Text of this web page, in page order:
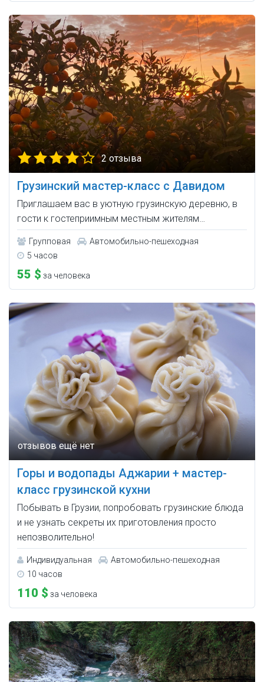
2 отзыва
Грузинский мастер-класс с Давидом
Приглашаем вас в уютную грузинскую деревню, в
гости к гостеприимным местным жителям…
Групповая
Автомобильно-пешеходная
5 часов
55 $ за человека
Горы и водопады Аджарии + мастер-
класс грузинской кухни
Побывать в Грузии, попробовать грузинские блюда
и не узнать секреты их приготовления просто
непозволительно!
Индивидуальная
Автомобильно-пешеходная
10 часов
110 $ за человека